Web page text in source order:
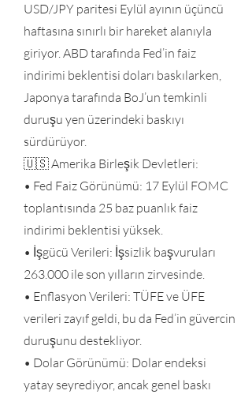
USD/JPY paritesi Eylül ayının üçüncü
haftasına sınırlı bir hareket alanıyla
giriyor. ABD tarafında Fed’in faiz
indirimi beklentisi doları baskılarken,
Japonya tarafında BoJ’un temkinli
duruşu yen üzerindeki baskıyı
sürdürüyor.
🇺🇸 Amerika Birleşik Devletleri:
• Fed Faiz Görünümü: 17 Eylül FOMC
toplantısında 25 baz puanlık faiz
indirimi beklentisi yüksek.
• İşgücü Verileri: İşsizlik başvuruları
263.000 ile son yılların zirvesinde.
• Enflasyon Verileri: TÜFE ve ÜFE
verileri zayıf geldi, bu da Fed’in güvercin
duruşunu destekliyor.
• Dolar Görünümü: Dolar endeksi
yatay seyrediyor, ancak genel baskı